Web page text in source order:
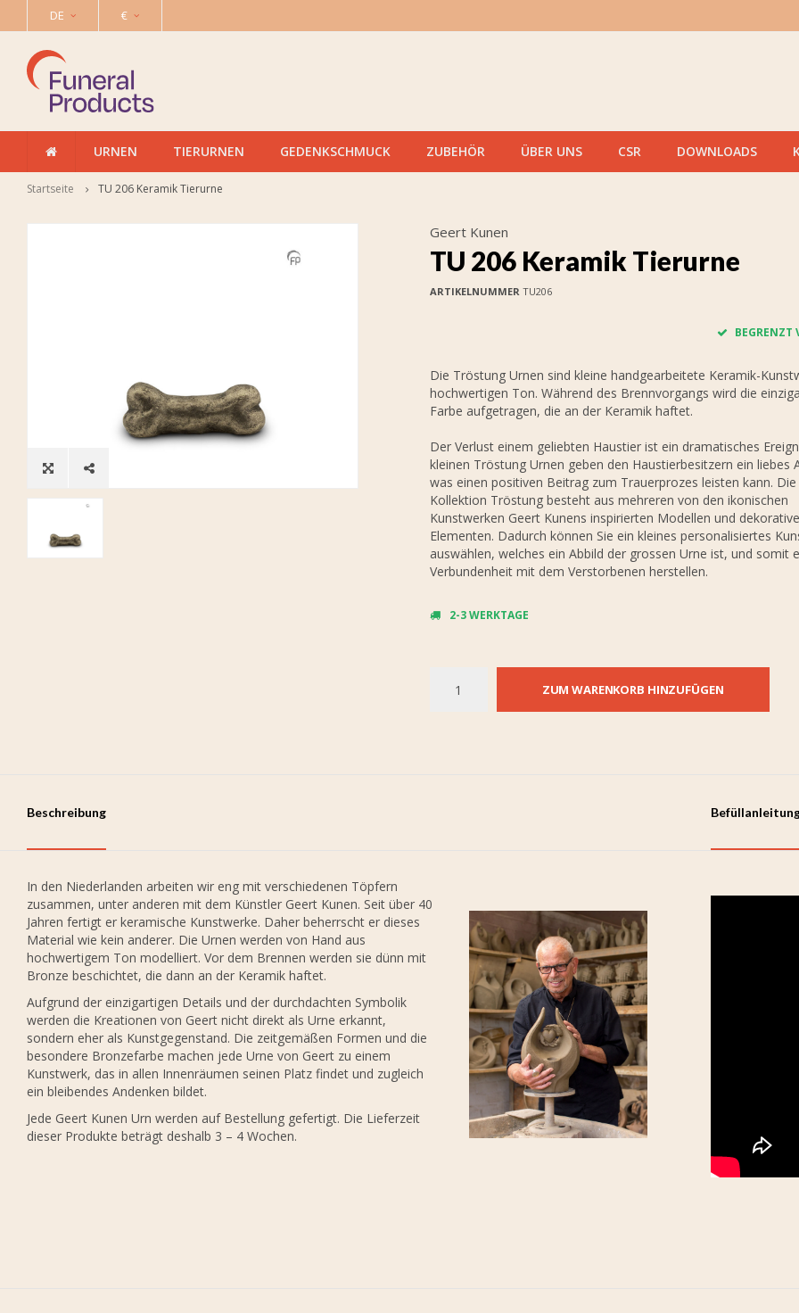
DE €
URNEN TIERURNEN GEDENKSCHMUCK ZUBEHÖR ÜBER UNS CSR DOWNLOADS
Startseite TU 206 Keramik Tierurne
Geert Kunen
TU 206 Keramik Tierurne
ARTIKELNUMMERTU206
BEGRENZT
Die Tröstung Urnen sind kleine handgearbeitete Keramik-
hochwertigen Ton. Während des Brennvorgangs wird die
Farbe aufgetragen, die an der Keramik haftet.
Der Verlust einem geliebten Haustier ist ein dramatisches
kleinen Tröstung Urnen geben den Haustierbesitzern ein liebes
was einen positiven Beitrag zum Trauerprozes leisten kann.
Kollektion Tröstung besteht aus mehreren von den ikonischen
Kunstwerken Geert Kunens inspirierten Modellen und
Elementen. Dadurch können Sie ein kleines personalisiertes
auswählen, welches ein Abbild der grossen Urne ist, und somit
Verbundenheit mit dem Verstorbenen herstellen.
2-3 WERKTAGE
ZUM WARENKORB HINZUFÜGEN
Beschreibung
In den Niederlanden arbeiten wir eng mit verschiedenen Töpfern
zusammen, unter anderen mit dem Künstler Geert Kunen. Seit über 40
Jahren fertigt er keramische Kunstwerke. Daher beherrscht er dieses
Material wie kein anderer. Die Urnen werden von Hand aus
hochwertigem Ton modelliert. Vor dem Brennen werden sie dünn mit
Bronze beschichtet, die dann an der Keramik haftet.
Aufgrund der einzigartigen Details und der durchdachten Symbolik
werden die Kreationen von Geert nicht direkt als Urne erkannt,
sondern eher als Kunstgegenstand. Die zeitgemäßen Formen und die
besondere Bronzefarbe machen jede Urne von Geert zu einem
Kunstwerk, das in allen Innenräumen seinen Platz findet und zugleich
ein bleibendes Andenken bildet.
Jede Geert Kunen Urn werden auf Bestellung gefertigt. Die Lieferzeit
dieser Produkte beträgt deshalb 3 – 4 Wochen.